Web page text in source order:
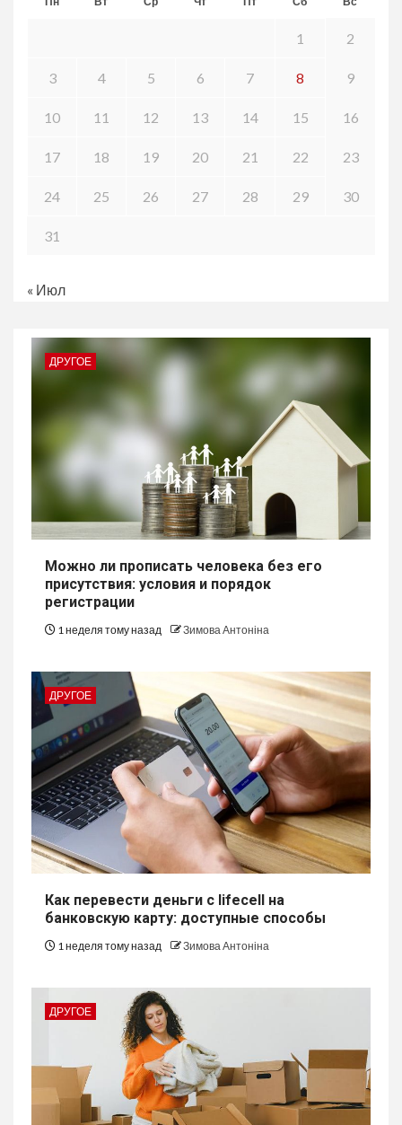
1 2
3 4 5 6 7 8 9
10 11 12 13 14 15 16
17 18 19 20 21 22 23
24 25 26 27 28 29 30
31
« Июл
ДРУГОЕ
Можно ли прописать человека без его
присутствия: условия и порядок
регистрации
1 неделя тому назад Зимова Антоніна
ДРУГОЕ
Как перевести деньги с lifecell на
банковскую карту: доступные способы
1 неделя тому назад Зимова Антоніна
ДРУГОЕ